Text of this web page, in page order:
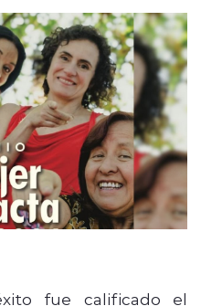
fue calificado el